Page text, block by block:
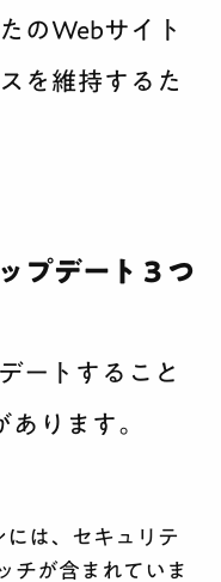
のWebサイト
を維持するた
プデート３つ
ートすること
ります。
には、セキュリテ
チが含まれていま